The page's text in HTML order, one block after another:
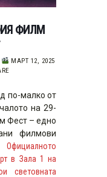
ФИЛМ
МАРТ 12, 2025
по-малко от
на 29-
Фест – едно
филмови
Официалното
в Зала 1 на
световната